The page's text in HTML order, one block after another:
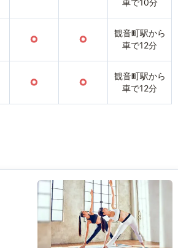
車で10分
○ ○
観音町駅から
車で12分
○ ○
観音町駅から
車で12分